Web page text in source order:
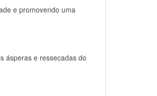
e promovendo uma
ásperas e ressecadas do